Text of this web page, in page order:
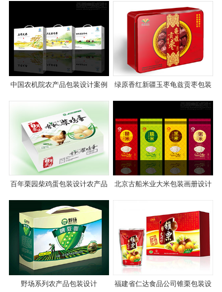
中国农机院农产品包装设计案例
绿原香红新疆玉枣龟兹贡枣包装
百年栗园柴鸡蛋包装设计农产品
北京古船米业大米包装画册设计
野场系列农产品包装设计
福建省仁达食品公司锥栗包装设